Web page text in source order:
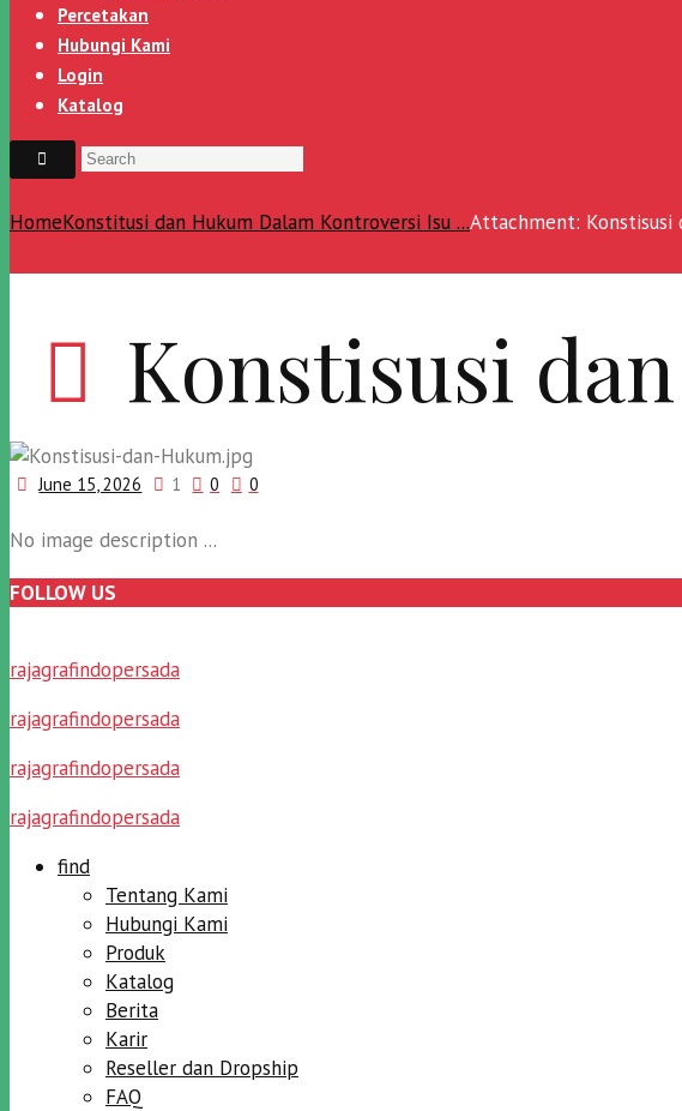
Percetakan
Hubungi Kami
Login
Katalog
HomeKonstitusi dan Hukum Dalam Kontroversi Isu ...Attachment: Konstisusi
Konstisusi
June 15, 2026 1 0 0
No image description ...
FOLLOW US
rajagrafindopersada
rajagrafindopersada
rajagrafindopersada
rajagrafindopersada
find
Tentang Kami
Hubungi Kami
Produk
Katalog
Berita
Karir
Reseller dan Dropship
FAQ